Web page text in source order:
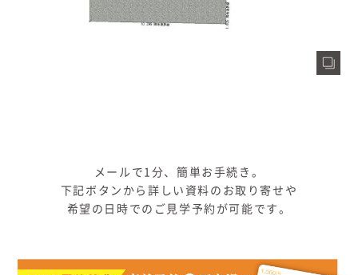
メールで1分、簡単お手続き。
下記ボタンから詳しい資料のお取り寄せや
希望の日時でのご見学予約が可能です。